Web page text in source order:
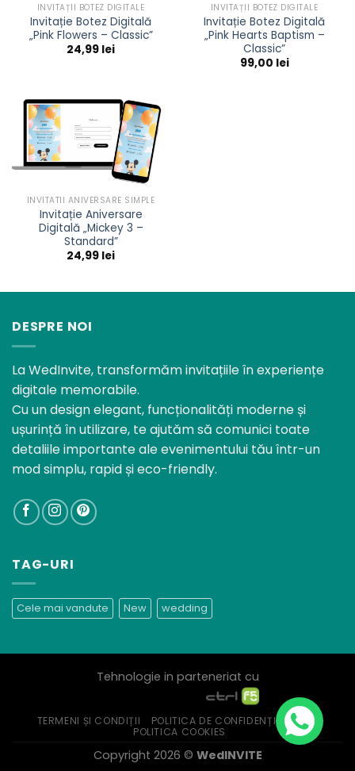
INVITAȚII BOTEZ DIGITALE
Invitație Botez Digitală
„Pink Flowers – Classic”
24,99 lei
INVITAȚII BOTEZ DIGITALE
Invitație Botez Digitală
„Pink Hearts Baptism –
Classic”
99,00 lei
INVITATII ANIVERSARE SIMPLE
Invitație Aniversare
Digitală „Mickey 3 –
Standard”
24,99 lei
DESPRE NOI
La WedInvite, transformăm invitațiile în experiențe
digitale memorabile.
Cu un design elegant, funcționalități moderne și
ușurință în utilizare, te ajutăm să comunici toate
detaliile importante ale evenimentului tău într-un
mod simplu, rapid și eco-friendly.
TAG-URI
Cele mai vandute New wedding
Tehnologie in parteneriat cu
TERMENI ȘI CONDIȚII
POLITICA DE CONFIDENȚIALITATE
POLITICA COOKIES
Copyright 2026 © WedINVITE